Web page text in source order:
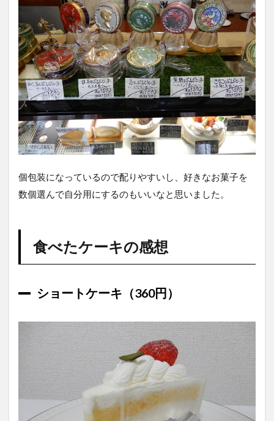
個包装になっているので配りやすいし、好きなお菓子を
数個選んで自分用にするのもいいなと思いました。
食べたケーキの感想
ショートケーキ（360円）